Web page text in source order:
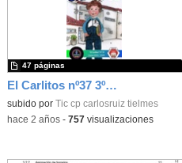
El Carlitos nº37 3ºTrim 22-23
subido por Tic cp carlosruiz tielmes
47 páginas
-hace 2 años- 757visualizaciones